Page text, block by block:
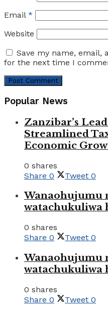
Email *
Website
Save my name, email,
for the next time I
Popular News
Zanzibar’s
Streamlined
Economic
0 shares
Share 0 Tweet 0
Wanaohujumu
watachukuliwa
0 shares
Share 0 Tweet 0
Wanaohujumu
watachukuliwa
0 shares
Share 0 Tweet 0